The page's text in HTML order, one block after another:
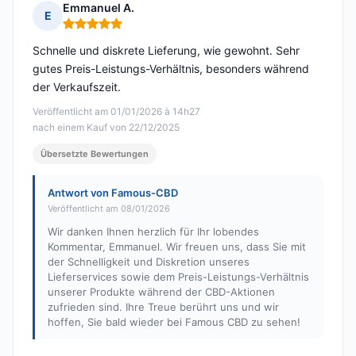
E
Emmanuel A.
Hinweis: 5 von 5
Veröffentlicht am 01/01/2026 à 14h27
nach einem Kauf von 22/12/2025
Schnelle und diskrete Lieferung, wie gewohnt. Sehr
gutes Preis-Leistungs-Verhältnis, besonders während
der Verkaufszeit.
Übersetzte Bewertungen
Antwort von Famous-CBD
Veröffentlicht am 08/01/2026
Wir danken Ihnen herzlich für Ihr lobendes
Kommentar, Emmanuel. Wir freuen uns, dass Sie mit
der Schnelligkeit und Diskretion unseres
Lieferservices sowie dem Preis-Leistungs-Verhältnis
unserer Produkte während der CBD-Aktionen
zufrieden sind. Ihre Treue berührt uns und wir
hoffen, Sie bald wieder bei Famous CBD zu sehen!